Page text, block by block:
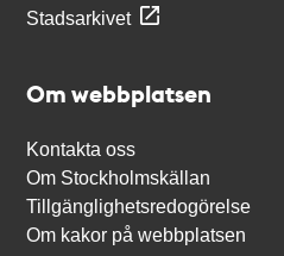
Stadsarkivet
Om webbplatsen
Kontakta oss
Om Stockholmskällan
Tillgänglighetsredogörelse
Om kakor på webbplatsen